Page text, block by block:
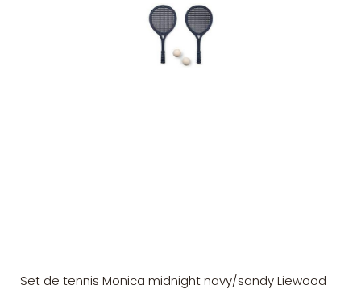
Set de tennis Monica midnight navy/sandy Liewood